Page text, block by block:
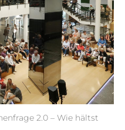
2.0 – Wie hältst